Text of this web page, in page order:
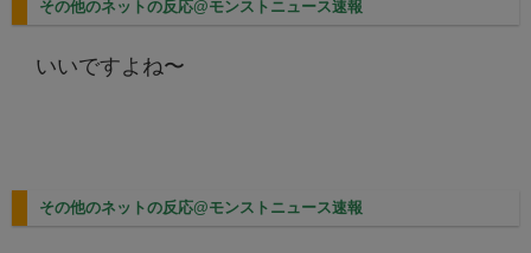
その他のネットの反応@モンストニュース速報
いいですよね〜
その他のネットの反応@モンストニュース速報